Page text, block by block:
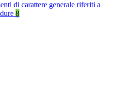
di carattere generale riferiti a
8